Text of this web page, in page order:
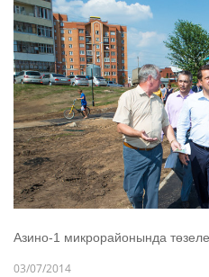
Азино-1 микрорайонында
03/07/2014